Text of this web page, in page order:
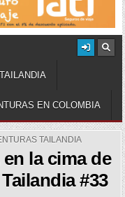
EN COLOMBIA
TAILANDIA
la cima de
#33